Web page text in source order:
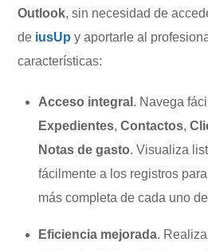
Outlook, sin necesidad de
de iusUp y aportarle al
características:
Acceso integral . Navega
Expedientes, Contactos,
Notas de gasto. Visualiza
fácilmente a los registros
más completa de cada uno
Eficiencia mejorada.